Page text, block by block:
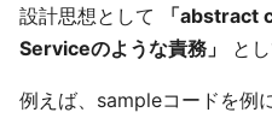
設計思想として
「abstract
Serviceのような責務」
と
例えば、sampleコードを例